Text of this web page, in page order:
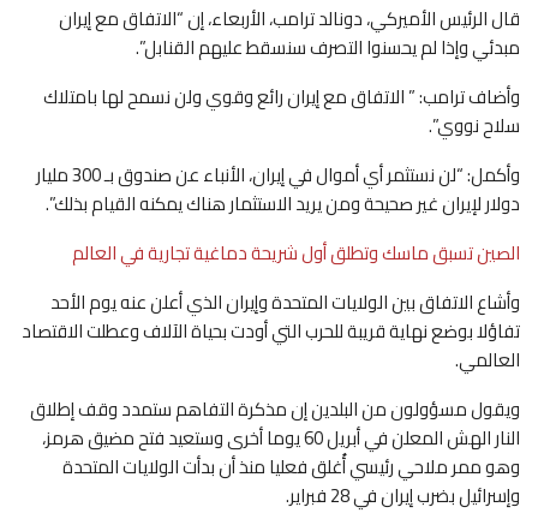
قال الرئيس الأميركي، دونالد ترامب، الأربعاء، إن “الاتفاق مع إيران
مبدئي وإذا لم يحسنوا التصرف سنسقط عليهم القنابل”.
وأضاف ترامب: ” الاتفاق مع إيران رائع وقوي ولن نسمح لها بامتلاك
سلاح نووي”.
وأكمل: “لن نستثمر أي أموال في إيران، الأنباء عن صندوق بـ 300 مليار
دولار لإيران غير صحيحة ومن يريد الاستثمار هناك يمكنه القيام بذلك”.
الصين تسبق ماسك وتطلق أول شريحة دماغية تجارية في العالم
وأشاع الاتفاق بين الولايات المتحدة وإيران الذي أعلن عنه يوم الأحد
تفاؤلا بوضع نهاية قريبة للحرب التي أودت بحياة الآلاف وعطلت الاقتصاد
العالمي.
ويقول مسؤولون من البلدين إن مذكرة التفاهم ستمدد وقف إطلاق
النار الهش المعلن في أبريل 60 يوما أخرى وستعيد فتح مضيق هرمز،
وهو ممر ملاحي رئيسي أُغلق فعليا منذ أن بدأت الولايات المتحدة
وإسرائيل بضرب إيران في 28 فبراير.